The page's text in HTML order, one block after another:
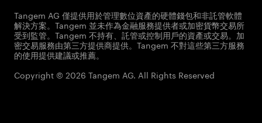
Tangem AG 僅提供用於管理數位資產的硬體錢包和非託管軟體
解決方案。Tangem 並未作為金融服務提供者或加密貨幣交易所
受到監管。Tangem 不持有、託管或控制用戶的資產或交易。加
密交易服務由第三方提供商提供。Tangem 不對這些第三方服務
的使用提供建議或推薦。